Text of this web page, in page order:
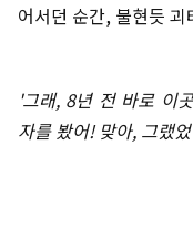
어서던 순간, 불현듯
'그래, 8년 전 바로 이
자를 봤어! 맞아, 그랬